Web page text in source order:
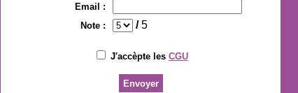
Email :
Note :
/5
J'accèpte les CGU